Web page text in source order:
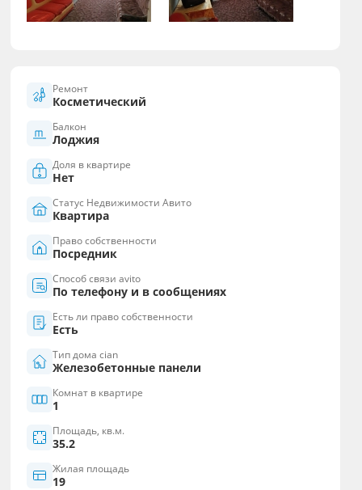
Ремонт
Косметический
Балкон
Лоджия
Доля в квартире
Нет
Статус Недвижимости Авито
Квартира
Право собственности
Посредник
Способ связи avito
По телефону и в сообщениях
Есть ли право собственности
Есть
Тип дома cian
Железобетонные панели
Комнат в квартире
1
Площадь, кв.м.
35.2
Жилая площадь
19